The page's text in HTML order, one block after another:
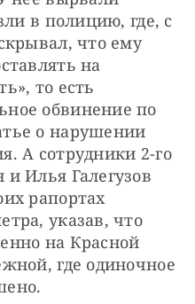
в полицию, где, с
что ему
на
то есть
обвинение по
о нарушении
А сотрудники 2-го
Илья Галегузов
рапортах
указав, что
на Красной
где одиночное